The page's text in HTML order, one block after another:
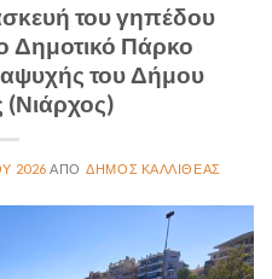
του γηπέδου
Δημοτικό Πάρκο
του Δήμου
(Νιάρχος)
2026 ΔΗΜΟΣ ΚΑΛΛΙΘΕΑΣ